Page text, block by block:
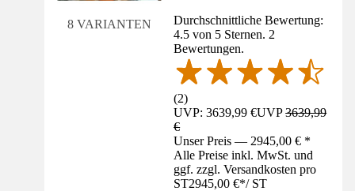
8 VARIANTEN
Durchschnittliche Bewertung:
4.5 von 5 Sternen. 2
Bewertungen.
(2)
UVP: 3639,99 €UVP3639,99
€
Unser Preis — 2945,00 € *
Alle Preise inkl. MwSt. und
ggf. zzgl. Versandkosten pro
ST2945,00 €*/ ST